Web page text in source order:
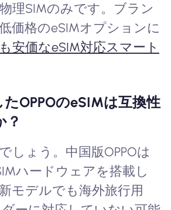
理SIMのみです。ブラン
価格のeSIMオプションに
安価なeSIM対応スマート
OPPOのeSIMは互換性
？
しょう。中国版OPPOは
ハードウェアを搭載し
モデルでも海外旅行用